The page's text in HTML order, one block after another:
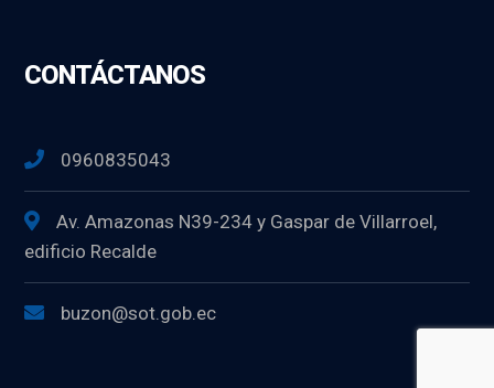
CONTÁCTANOS
0960835043
Av. Amazonas N39-234 y Gaspar de Villarroel,
edificio Recalde
buzon@sot.gob.ec